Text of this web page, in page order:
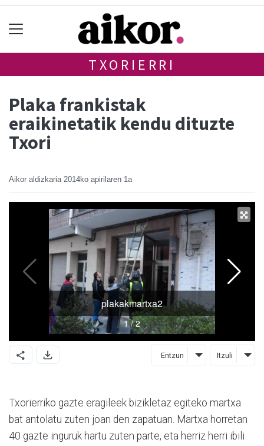
TXORIERRI
Plaka frankistak
eraikinetatik kendu dituzte
Txori
Aikor aldizkaria 2014ko apirilaren 1a
Entzun Itzuli
Txorierriko gazte eragileek bizikletaz egiteko martxa
bat antolatu zuten joan den zapatuan. Martxa horretan
40 gazte inguruk hartu zuten parte, eta herriz herri ibili